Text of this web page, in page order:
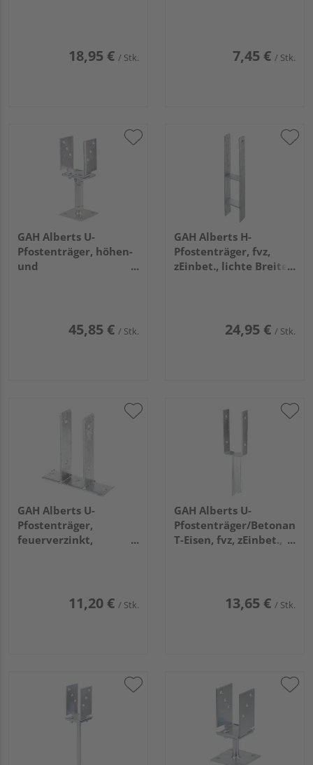
18,95 € / Stk. 7,45 € / Stk.
GAH Alberts U-
Pfostenträger, höhen-
und
45,85 € / Stk.
GAH Alberts H-
Pfostenträger, fvz,
zEinbet., lichte Breite
24,95 € / Stk.
GAH Alberts U-
Pfostenträger,
feuerverzinkt,
11,20 € / Stk.
GAH Alberts U-
Pfostenträger/Betonanker
T-Eisen, fvz, zEinbet.,
13,65 € / Stk.